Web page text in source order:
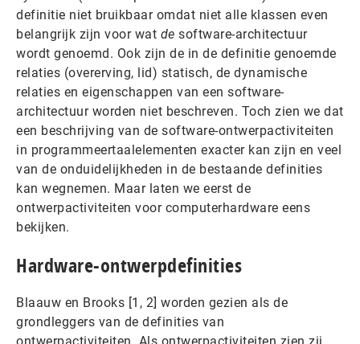
definitie niet bruikbaar omdat niet alle klassen even
belangrijk zijn voor wat de software-architectuur
wordt genoemd. Ook zijn de in de definitie genoemde
relaties (overerving, lid) statisch, de dynamische
relaties en eigenschappen van een software-
architectuur worden niet beschreven. Toch zien we dat
een beschrijving van de software-ontwerpactiviteiten
in programmeertaalelementen exacter kan zijn en veel
van de onduidelijkheden in de bestaande definities
kan wegnemen. Maar laten we eerst de
ontwerpactiviteiten voor computerhardware eens
bekijken.
Hardware-ontwerpdefinities
Blaauw en Brooks [1, 2] worden gezien als de
grondleggers van de definities van